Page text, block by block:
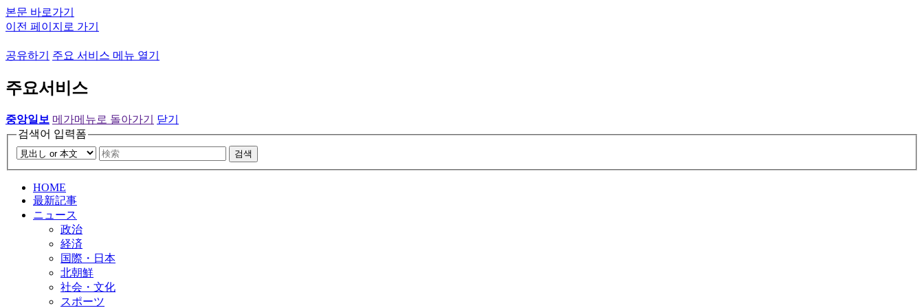
본문 바로가기
이전 페이지로 가기
공유하기 주요 서비스 메뉴 열기
주요서비스
중앙일보 메가메뉴로 돌아가기
닫기
검색어 입력폼
검색
HOME
最新記事
ニュース
政治
経済
国際・日本
北朝鮮
社会・文化
スポーツ